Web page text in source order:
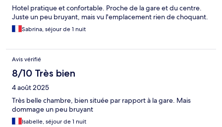
Hotel pratique et confortable. Proche de la gare et du centre.
Juste un peu bruyant, mais vu l'emplacement rien de choquant.
Sabrina, séjour de 1 nuit
Avis vérifié
8/10 Très bien
4 août 2025
Très belle chambre, bien située par rapport à la gare. Mais
dommage un peu bruyant
Isabelle, séjour de 1 nuit